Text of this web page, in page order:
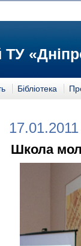
Бібліотека
17.01.2011
Школа